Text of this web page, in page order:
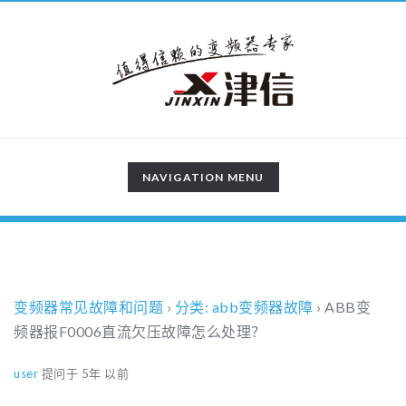
TOGGLE
NAVIGATION
NAVIGATION MENU
变频器常见故障和问题 › 分类: abb变频器故障 › ABB变
频器报F0006直流欠压故障怎么处理？
user 提问于 5年 以前